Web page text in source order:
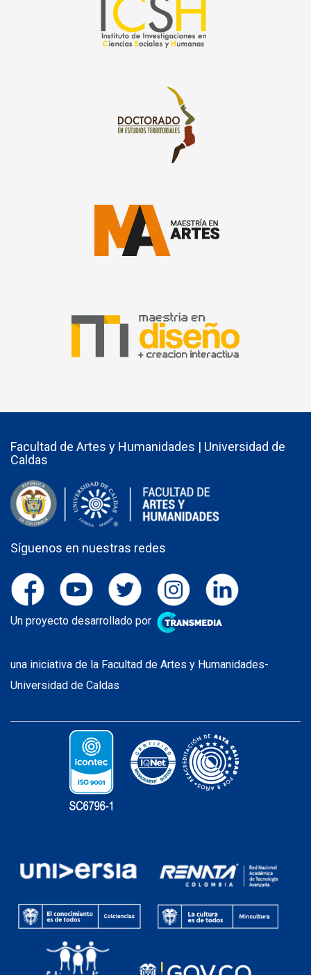
Facultad de Artes y Humanidades | Universidad de
Caldas
Síguenos en nuestras redes
Un proyecto desarrollado por
una iniciativa de la Facultad de Artes y Humanidades-
Universidad de Caldas